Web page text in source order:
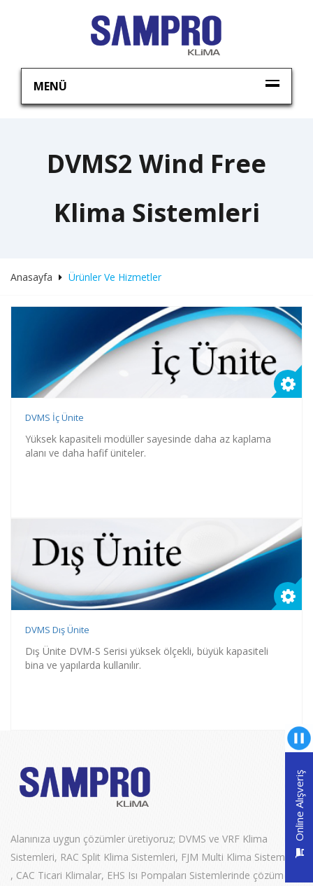
MENÜ
DVMS2 Wind Free
Klima Sistemleri
Anasayfa Ürünler Ve Hizmetler
DVMS İç Ünite
Yüksek kapasiteli modüller sayesinde daha az kaplama
alanı ve daha hafif üniteler.
DVMS Dış Ünite
Dış Ünite DVM-S Serisi yüksek ölçekli, büyük kapasiteli
bina ve yapılarda kullanılır.
Online Alışveriş
Alanınıza uygun çözümler üretiyoruz; DVMS ve VRF Klima
Sistemleri, RAC Split Klima Sistemleri, FJM Multi Klima Sistemleri
, CAC Ticari Klimalar, EHS Isı Pompaları Sistemlerinde çözüm